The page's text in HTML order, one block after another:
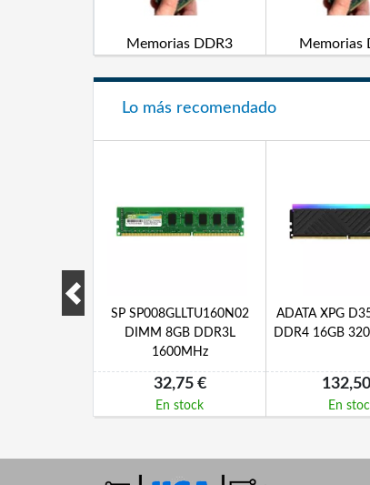
Memorias DDR3 Memorias
Lo más recomendado
D4EC-2666-
SP SP008GLLTU160N02
DIMM 8GB DDR3L
1600MHz
32,75 €
En stock
ADATA XPG
DDR4 16GB
En